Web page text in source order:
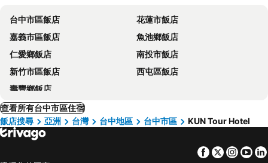
台中市區飯店
花蓮市飯店
嘉義市區飯店
魚池鄉飯店
仁愛鄉飯店
南投市飯店
新竹市區飯店
西屯區飯店
壽豐鄉飯店
查看所有台中市區住宿
飯店搜尋
亞洲 台灣 台中地區 台中市區 KUN Tour Hotel
Facebook
Twitter